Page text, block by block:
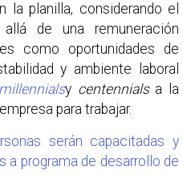
la planilla, considerando el
de una remuneración
como oportunidades de
y ambiente laboral
millennialsy centennials a la
para trabajar.
serán capacitadas y
a programa de desarrollo de